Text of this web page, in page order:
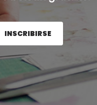
aquí y
INSCRIBIRSE